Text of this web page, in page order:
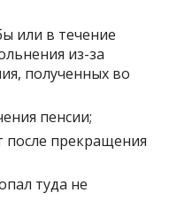
или в течение
из-за
полученных во
пенсии;
после прекращения
туда не